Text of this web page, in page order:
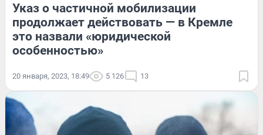
Указ о частичной мобилизации
продолжает действовать — в Кремле
это назвали «юридической
особенностью»
20 января, 2023, 18:49 5 126 13